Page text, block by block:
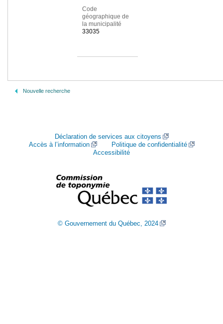
Code
géographique de
la municipalité
33035
Nouvelle recherche
Déclaration de services aux citoyens
Accès à l’information
Politique de confidentialité
Accessibilité
© Gouvernement du Québec, 2024